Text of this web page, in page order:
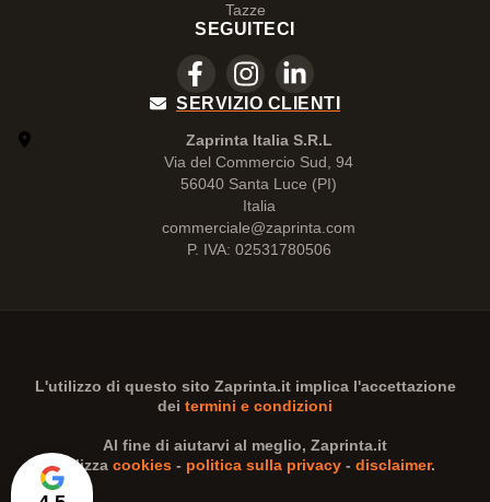
Tazze
SEGUITECI
SERVIZIO CLIENTI
Zaprinta Italia S.R.L
Via del Commercio Sud, 94
56040 Santa Luce (PI)
Italia
commerciale@zaprinta.com
P. IVA: 02531780506
L'utilizzo di questo sito Zaprinta.itimplica l'accettazione
dei termini e condizioni
Al fine di aiutarvi al meglio, Zaprinta.it
utilizza cookies- politica sulla privacy- disclaimer.